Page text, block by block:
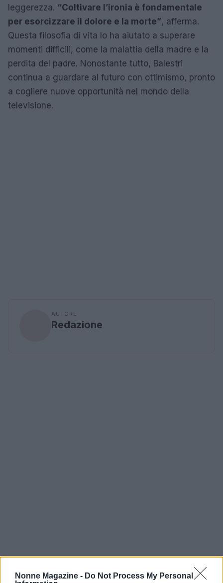
Nonne Magazine - Do Not Process My Personal
leggerezza. “Coltivare l’ironia è fondamentale
per esorcizzare il dolore e la morte”, afferma.
Questa filosofia di vita lo ha aiutato a superare
momenti difficili, come la malattia della madre e la
perdita del padre. Nonostante tutto, Balestri
continua a guardare al futuro con ottimismo, pronto
a cogliere nuove opportunità nel mondo della
televisione.
AUTORE
Redazione